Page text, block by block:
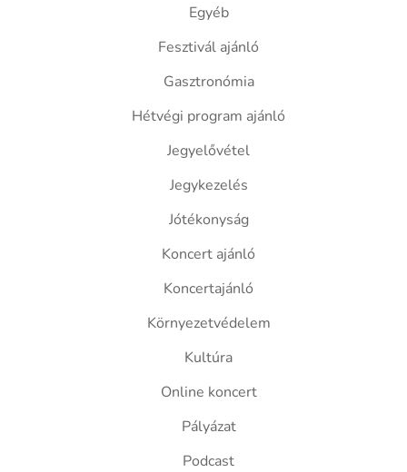
Egyéb
Fesztivál ajánló
Gasztronómia
Hétvégi program ajánló
Jegyelővétel
Jegykezelés
Jótékonyság
Koncert ajánló
Koncertajánló
Környezetvédelem
Kultúra
Online koncert
Pályázat
Podcast